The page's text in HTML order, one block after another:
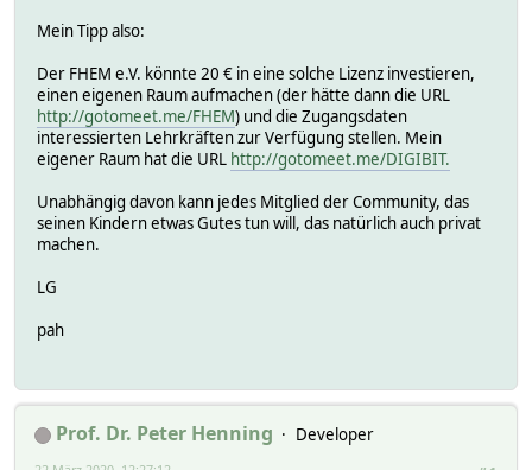
Mein Tipp also:
Der FHEM e.V. könnte 20 € in eine solche Lizenz investieren,
einen eigenen Raum aufmachen (der hätte dann die URL
http://gotomeet.me/FHEM) und die Zugangsdaten
interessierten Lehrkräften zur Verfügung stellen. Mein
eigener Raum hat die URL http://gotomeet.me/DIGIBIT.
Unabhängig davon kann jedes Mitglied der Community, das
seinen Kindern etwas Gutes tun will, das natürlich auch privat
machen.
LG
pah
Prof. Dr. Peter Henning
Developer